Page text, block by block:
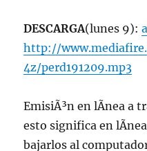
DESCARGA(lunes 9):
http://
4z/perd191209.mp3
EmisiÃ³n en lÃ­nea a
esto significa en
bajarlos al